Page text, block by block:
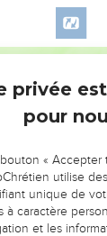
PAS
DE
VOTRES ?
privée
pour
« Accepter
utilise
unique de
à caractère
et les